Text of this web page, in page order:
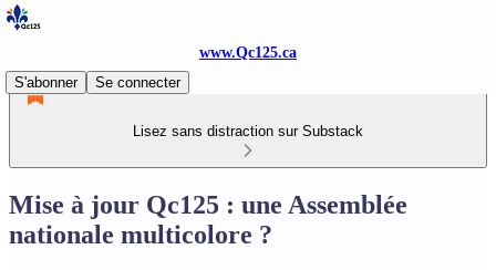
www.Qc125.ca
S'abonner
Se connecter
Lisez sans distraction sur Substack
Mise à jour Qc125 : une Assemblée
nationale multicolore ?